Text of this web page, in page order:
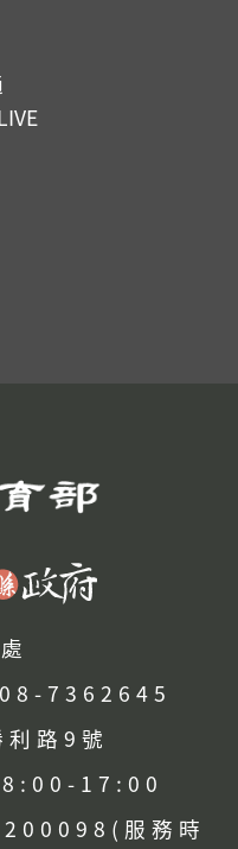
7362645
路9號
8:00-17:00
服務時